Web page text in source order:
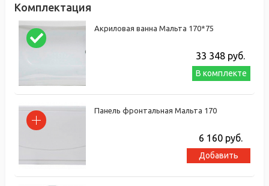
Комплектация
Акриловая ванна Мальта 170*75
33 348 руб.
В комплекте
Панель фронтальная Мальта 170
6 160руб.
Добавить